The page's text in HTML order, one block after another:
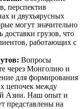
перспектив
и двухъярусных
могут значительно
доставки грузов, что
работающих с
Вопросы
через Монголию и
для формирования
цепочек между
Азии. Наш опыт и
представлены на